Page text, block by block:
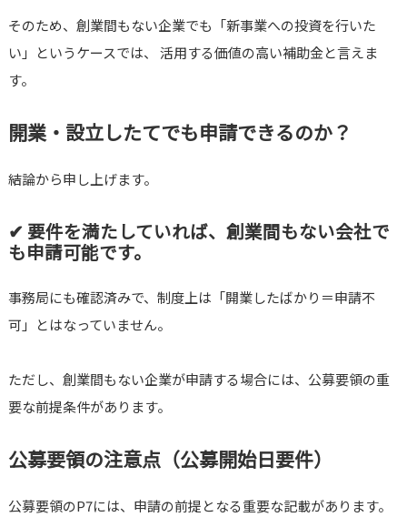
そのため、創業間もない企業でも「新事業への投資を行いた
い」というケースでは、 活用する価値の高い補助金と言えま
す。
開業・設立したてでも申請できるのか？
結論から申し上げます。
✔ 要件を満たしていれば、創業間もない会社で
も申請可能です。
事務局にも確認済みで、制度上は「開業したばかり＝申請不
可」とはなっていません。
ただし、創業間もない企業が申請する場合には、公募要領の重
要な前提条件があります。
公募要領の注意点（公募開始日要件）
公募要領のP7には、申請の前提となる重要な記載があります。